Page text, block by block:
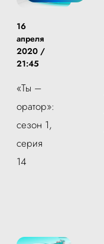
16
апреля
2020 /
21:45
«Ты –
оратор»:
сезон 1,
серия
14